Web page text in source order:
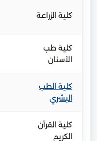
كلية الزراعة
كلية طب
الأسنان
كلية الطب
البشري
كلية القرآن
الكريم